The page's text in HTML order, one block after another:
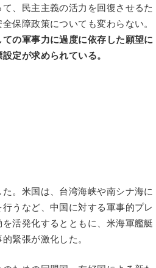
、民主主義の活力を回復させるた
保障政策についても変わらない。
の軍事力に過度に依存した願望に
定が求められている。
。米国は、台湾海峡や南シナ海に
うなど、中国に対する軍事的プレ
活発化するとともに、米海軍艦艇
緊張が激化した。